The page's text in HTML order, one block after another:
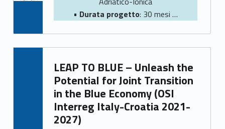
• Durata progetto: 30 mesi …
LEAP TO BLUE – Unleash the
Potential for Joint Transition
in the Blue Economy (OSI
Interreg Italy-Croatia 2021-
2027)